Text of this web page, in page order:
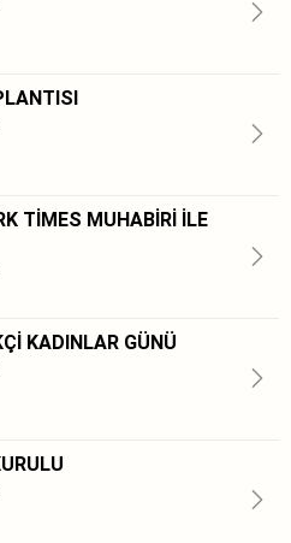
TİMES MUHABİRİ İLE
KADINLAR GÜNÜ